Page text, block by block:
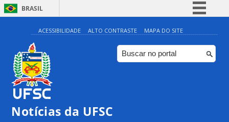
BRASIL
Simplifique!
Comunica BR
Participe
ACESSIBILIDADE ALTO CONTRASTE MAPA DO SITE
Notícias da UFSC